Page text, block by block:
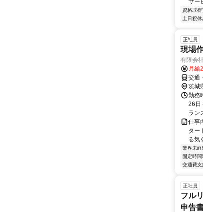
サー
資格取得
土日祝休
正社員
現場
有限会
月給
交通
茨城
勤務
26日
ラン
仕事
ター
る気
業界未経
固定時間
交通費支
正社員
フル
申告